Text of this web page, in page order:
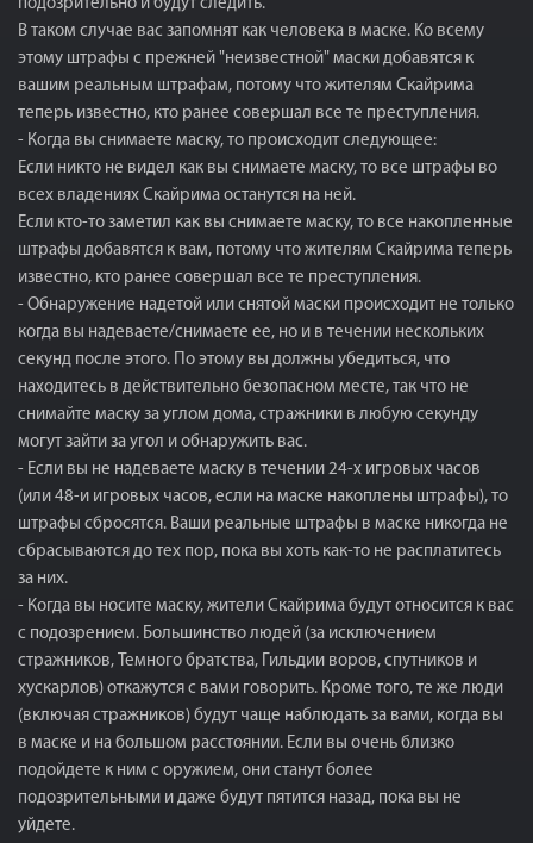
подозрительно и будут следить.
В таком случае вас запомнят как человека в маске. Ко всему
этому штрафы с прежней "неизвестной" маски добавятся к
вашим реальным штрафам, потому что жителям Скайрима
теперь известно, кто ранее совершал все те преступления.
- Когда вы снимаете маску, то происходит следующее:
Если никто не видел как вы снимаете маску, то все штрафы во
всех владениях Скайрима останутся на ней.
Если кто-то заметил как вы снимаете маску, то все накопленные
штрафы добавятся к вам, потому что жителям Скайрима теперь
известно, кто ранее совершал все те преступления.
- Обнаружение надетой или снятой маски происходит не только
когда вы надеваете/снимаете ее, но и в течении нескольких
секунд после этого. По этому вы должны убедиться, что
находитесь в действительно безопасном месте, так что не
снимайте маску за углом дома, стражники в любую секунду
могут зайти за угол и обнаружить вас.
- Если вы не надеваете маску в течении 24-х игровых часов
(или 48-и игровых часов, если на маске накоплены штрафы), то
штрафы сбросятся. Ваши реальные штрафы в маске никогда не
сбрасываются до тех пор, пока вы хоть как-то не расплатитесь
за них.
- Когда вы носите маску, жители Скайрима будут относится к вас
с подозрением. Большинство людей (за исключением
стражников, Темного братства, Гильдии воров, спутников и
хускарлов) откажутся с вами говорить. Кроме того, те же люди
(включая стражников) будут чаще наблюдать за вами, когда вы
в маске и на большом расстоянии. Если вы очень близко
подойдете к ним с оружием, они станут более
подозрительными и даже будут пятится назад, пока вы не
уйдете.